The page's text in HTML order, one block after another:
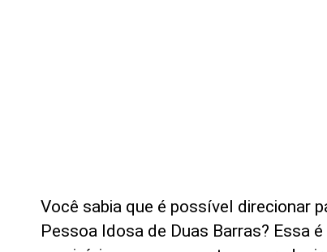
Você sabia que é possível direcionar
Pessoa Idosa de Duas Barras? Essa